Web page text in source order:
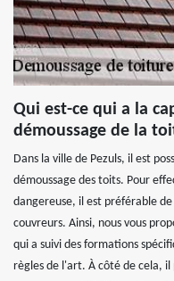
Qui est-ce qui a la
démoussage de la
Dans la ville de Pezuls, il est
démoussage des toits. Pour
dangereuse, il est préférable
couvreurs. Ainsi, nous vous
qui a suivi des formations
règles de l'art. À côté de cela,